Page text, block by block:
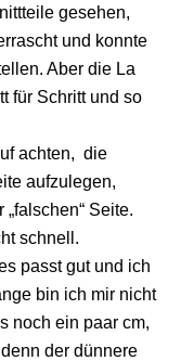
gesehen,
und konnte
Aber die La
für Schritt und so
achten, die
aufzulegen,
Seite.
schnell.
passt gut und ich
bin ich mir nicht
noch ein paar cm,
der dünnere